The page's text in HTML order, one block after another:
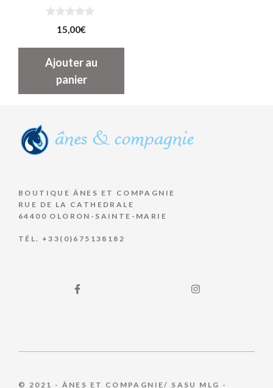
5
15,00€
Ajouter au
panier
BOUTIQUE ÂNES ET COMPAGNIE
RUE DE LA CATHEDRALE
64400 OLORON-SAINTE-MARIE
TÉL. +33(0)675138182
© 2021 - ÂNES ET COMPAGNIE/ SASU MLG -